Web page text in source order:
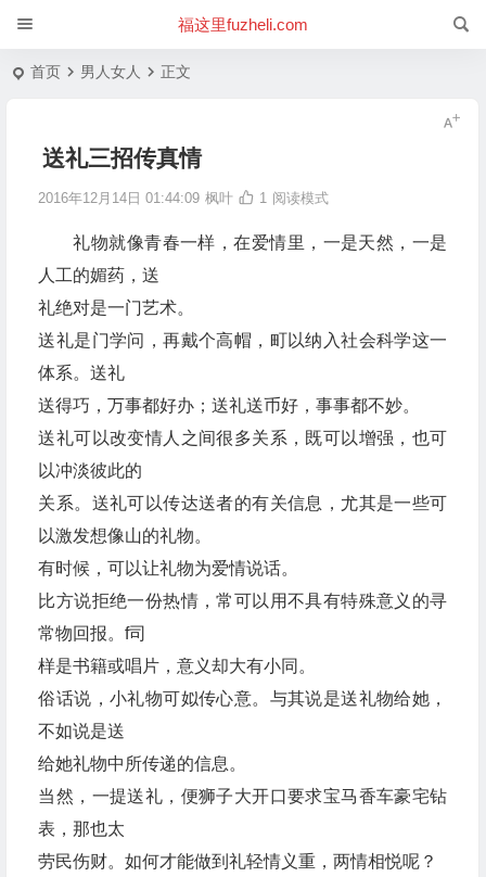
福这里fuzheli.com
首页 男人女人 正文
送礼三招传真情
2016年12月14日 01:44:09 枫叶 1 阅读模式
礼物就像青春一样，在爱情里，一是天然，一是
人工的媚药，送
礼绝对是一门艺术。
送礼是门学问，再戴个高帽，町以纳入社会科学这一
体系。送礼
送得巧，万事都好办；送礼送币好，事事都不妙。
送礼可以改变情人之间很多关系，既可以增强，也可
以冲淡彼此的
关系。送礼可以传达送者的有关信息，尤其是一些可
以激发想像山的礼物。
有时候，可以让礼物为爱情说话。
比方说拒绝一份热情，常可以用不具有特殊意义的寻
常物回报。f司
样是书籍或唱片，意义却大有小同。
俗话说，小礼物可姒传心意。与其说是送礼物给她，
不如说是送
给她礼物中所传递的信息。
当然，一提送礼，便狮子大开口要求宝马香车豪宅钻
表，那也太
劳民伤财。如何才能做到礼轻情义重，两情相悦呢？